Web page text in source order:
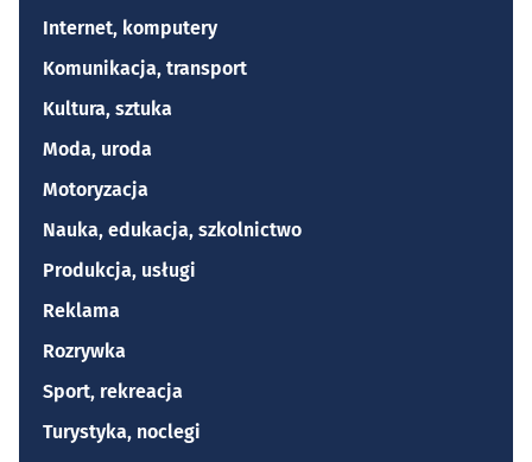
Internet, komputery
Komunikacja, transport
Kultura, sztuka
Moda, uroda
Motoryzacja
Nauka, edukacja, szkolnictwo
Produkcja, usługi
Reklama
Rozrywka
Sport, rekreacja
Turystyka, noclegi